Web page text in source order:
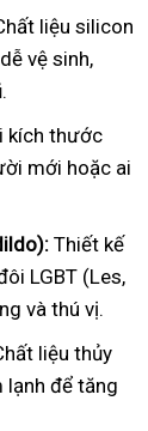
liệu silicon
vệ sinh,
kích thước
mới hoặc ai
Thiết kế
LGBT (Les,
và thú vị.
liệu thủy
lạnh để tăng